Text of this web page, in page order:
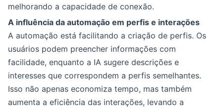
melhorando a capacidade de conexão.
A influência da automação em perfis e interações
A automação está facilitando a criação de perfis. Os
usuários podem preencher informações com
facilidade, enquanto a IA sugere descrições e
interesses que correspondem a perfis semelhantes.
Isso não apenas economiza tempo, mas também
aumenta a eficiência das interações, levando a